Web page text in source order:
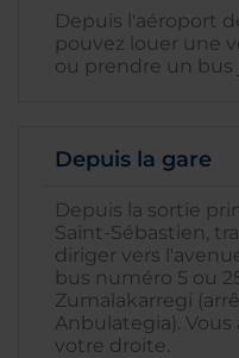
Depuis l'aéroport
pouvez louer une
ou prendre un bus
Depuis la gare
Depuis la sortie
Saint-Sébastien,
diriger vers
bus numéro 5 ou
Zumalakarregi
Anbulategia).
votre droite.